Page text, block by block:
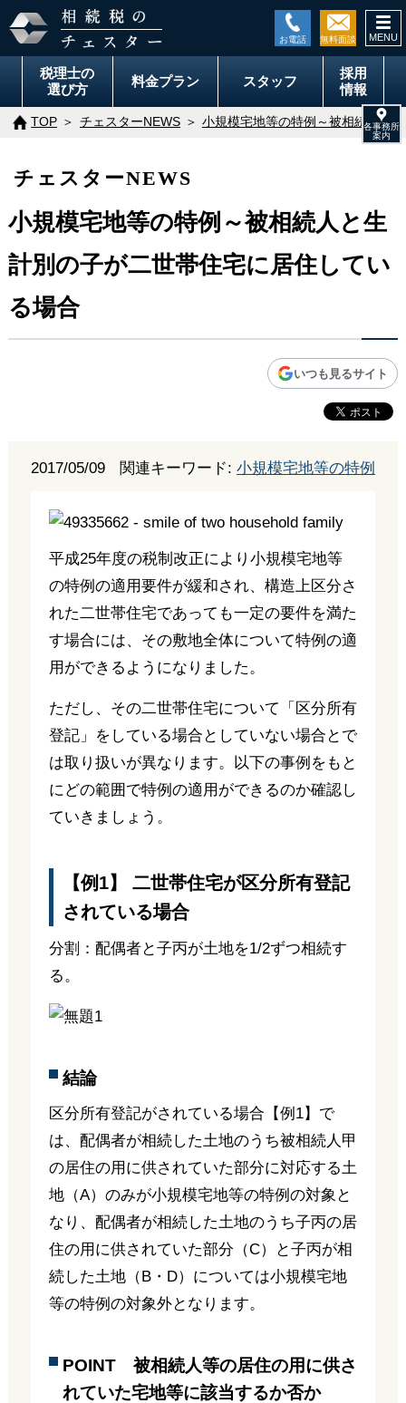
税理士の
選び方
料金プラン スタッフ
採用
情報
TOP チェスターNEWS 小規模宅地等の特例～被相続人と
チェスターNEWS
小規模宅地等の特例～被相続人と生
計別の子が二世帯住宅に居住してい
る場合
いつも見るサイト
2017/05/09 関連キーワード:小規模宅地等の特例
平成25年度の税制改正により小規模宅地等
の特例の適用要件が緩和され、構造上区分さ
れた二世帯住宅であっても一定の要件を満た
す場合には、その敷地全体について特例の適
用ができるようになりました。
ただし、その二世帯住宅について「区分所有
登記」をしている場合としていない場合とで
は取り扱いが異なります。以下の事例をもと
にどの範囲で特例の適用ができるのか確認し
ていきましょう。
【例1】 二世帯住宅が区分所有登記
されている場合
分割：配偶者と子丙が土地を1/2ずつ相続す
る。
結論
区分所有登記がされている場合【例1】で
は、配偶者が相続した土地のうち被相続人甲
の居住の用に供されていた部分に対応する土
地（A）のみが小規模宅地等の特例の対象と
なり、配偶者が相続した土地のうち子丙の居
住の用に供されていた部分（C）と子丙が相
続した土地（B・D）については小規模宅地
等の特例の対象外となります。
POINT 被相続人等の居住の用に供さ
れていた宅地等に該当するか否か